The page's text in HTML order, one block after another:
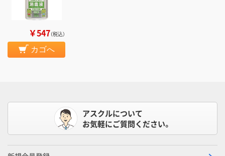
￥547（税込）
カゴへ
アスクルについて
お気軽にご質問ください。